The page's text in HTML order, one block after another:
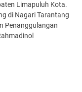
Limapuluh Kota.
di Nagari Tarantang
Penanggulangan